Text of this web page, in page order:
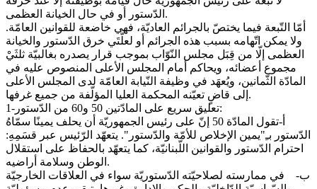
الدّستور أو في حال الخيانة العظمى.
أمّا التّبعة فيما يختصّ بالجرائم العاديّة، فهي خاضعة للقوانين العامّة.
ولا يمكن اتّهامه بسبب هذه الجرائم أو لعلّتَي خرق الدّستور والخيانة
العظمى إلّا من قِبَل مجلس النّوّاب بموجب قرار يصدره بغالبيّة ثلثَيْ
مجموع أعضائه، ويحاكم أمام المجلس الأعلى المنصوص عليه في
المادّة الثّمانين، ويُعهَد في وظيفة النّيابة العامّة لدى المجلس الأعلى
إلى قاضٍ تعيّنه المحكمة العليا المؤلّفة من جميع غرفها.
1-تعليق سريع على المادّتين 50 و60 من الدّستور:
‌أ-تقول المادّة 50 إنّ على رئيس الجمهوريّة أن يحلف يمينًا سمّاهُ
الدّستور بـِ"يمين الإخلاص للأمّة والدّستور". يتعهّد الرّئيس عبر قسَمِهِ:
احترام الدّستور والقوانين اللّبنانيّة، كما يتعهّد بالحفاظ على استقلال
الوطن وسلامة أراضيه.
‌ب- في ممارسته لصلاحيّته الدّستوريّة سواء في العلاقات الخارجيّة